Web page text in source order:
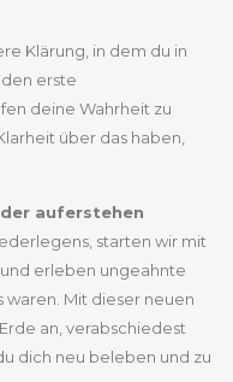
Klärung, in dem du in
erste
deine Wahrheit zu
über das haben,
auferstehen
starten wir mit
erleben ungeahnte
waren. Mit dieser neuen
an, verabschiedest
dich neu beleben und zu